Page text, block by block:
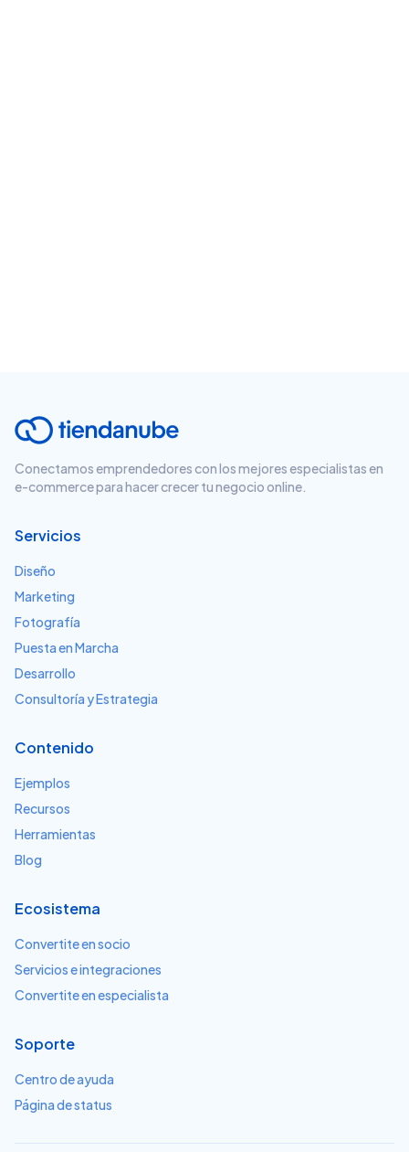
Conectamos emprendedores con los mejores especialistas en
e-commerce para hacer crecer tu negocio online.
Servicios
Diseño
Marketing
Fotografía
Puesta en Marcha
Desarrollo
Consultoría y Estrategia
Contenido
Ejemplos
Recursos
Herramientas
Blog
Ecosistema
Convertite en socio
Servicios e integraciones
Convertite en especialista
Soporte
Centro de ayuda
Página de status